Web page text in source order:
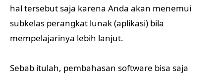
hal tersebut saja karena Anda akan menemui
subkelas perangkat lunak (aplikasi) bila
mempelajarinya lebih lanjut.
Sebab itulah, pembahasan software bisa saja